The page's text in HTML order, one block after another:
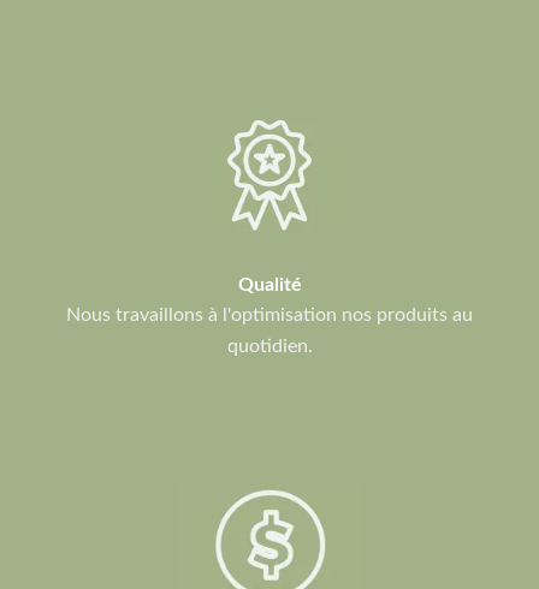
Qualité
Nous travaillons à l'optimisation nos produits au
quotidien.